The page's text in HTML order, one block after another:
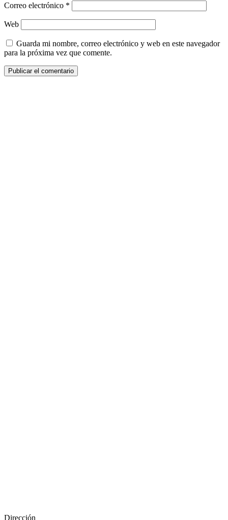
Correo electrónico *
Web
Guarda mi nombre, correo electrónico y web en este navegador
para la próxima vez que comente.
Dirección